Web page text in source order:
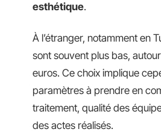
esthétique.
À l’étranger, notamment en
sont souvent plus bas,
euros. Ce choix implique
paramètres à prendre en
traitement, qualité des
des actes réalisés.